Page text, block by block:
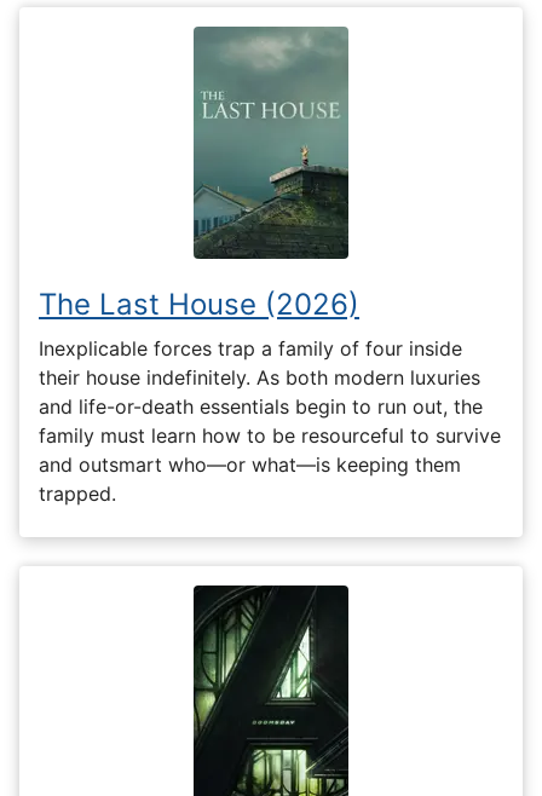
The Last House (2026)
Inexplicable forces trap a family of four inside
their house indefinitely. As both modern luxuries
and life-or-death essentials begin to run out, the
family must learn how to be resourceful to survive
and outsmart who—or what—is keeping them
trapped.